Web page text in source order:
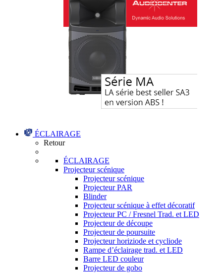
ÉCLAIRAGE
Retour
ÉCLAIRAGE
Projecteur scénique
Projecteur scénique
Projecteur PAR
Blinder
Projecteur scénique à effet décoratif
Projecteur PC / Fresnel Trad. et LED
Projecteur de découpe
Projecteur de poursuite
Projecteur horiziode et cycliode
Rampe d’éclairage trad. et LED
Barre LED couleur
Projecteur de gobo